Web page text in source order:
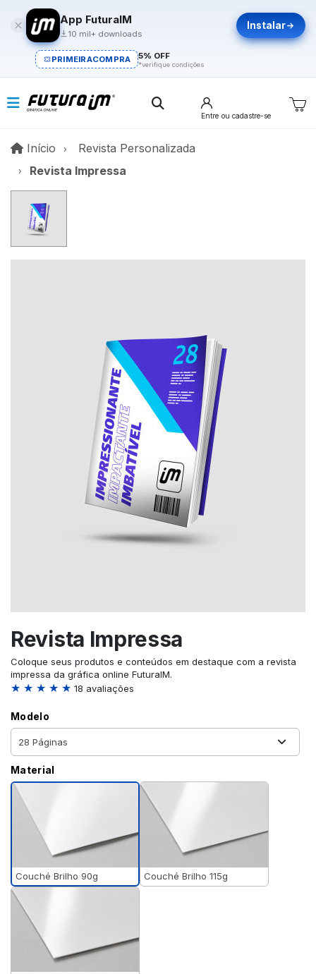
App FuturaIM
10 mil+ downloads
Instalar
PRIMEIRACOMPRA 5% OFF
*verifique condições
Entre ou cadastre-se
Início InícioRevista Personalizada
Revista Impressa
Revista Impressa
Coloque seus produtos e conteúdos em destaque com a revista
impressa da gráfica online FuturaIM.
★ ★ ★ ★ ★ 18 avaliações
Modelo
Material
Couché Brilho 90g Couché Brilho 115g